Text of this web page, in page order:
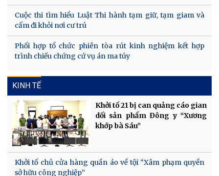
Cuộc thi tìm hiểu Luật Thi hành tạm giữ, tạm giam và
cấm đi khỏi nơi cư trú
Phối hợp tổ chức phiên tòa rút kinh nghiệm kết hợp
trình chiếu chứng cứ vụ án ma túy
KINH TẾ
Khởi tố 21 bị can quảng cáo gian
dối sản phẩm Đông y “Xương
khớp bà Sáu”
Khởi tố chủ cửa hàng quần áo về tội “Xâm phạm quyền
sở hữu công nghiệp”